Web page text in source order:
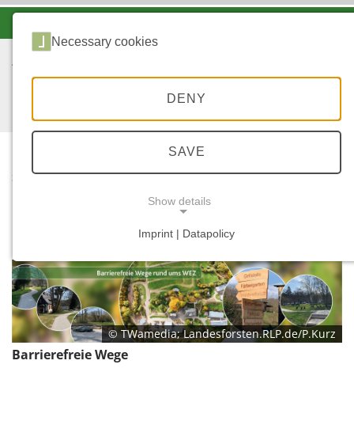
START
...
© TWamedia; Landesforsten.RLP.de/P.Kurz
Barrierefreie Wege
Necessary cookies
DENY
SAVE
Show details
Imprint | Datapolicy